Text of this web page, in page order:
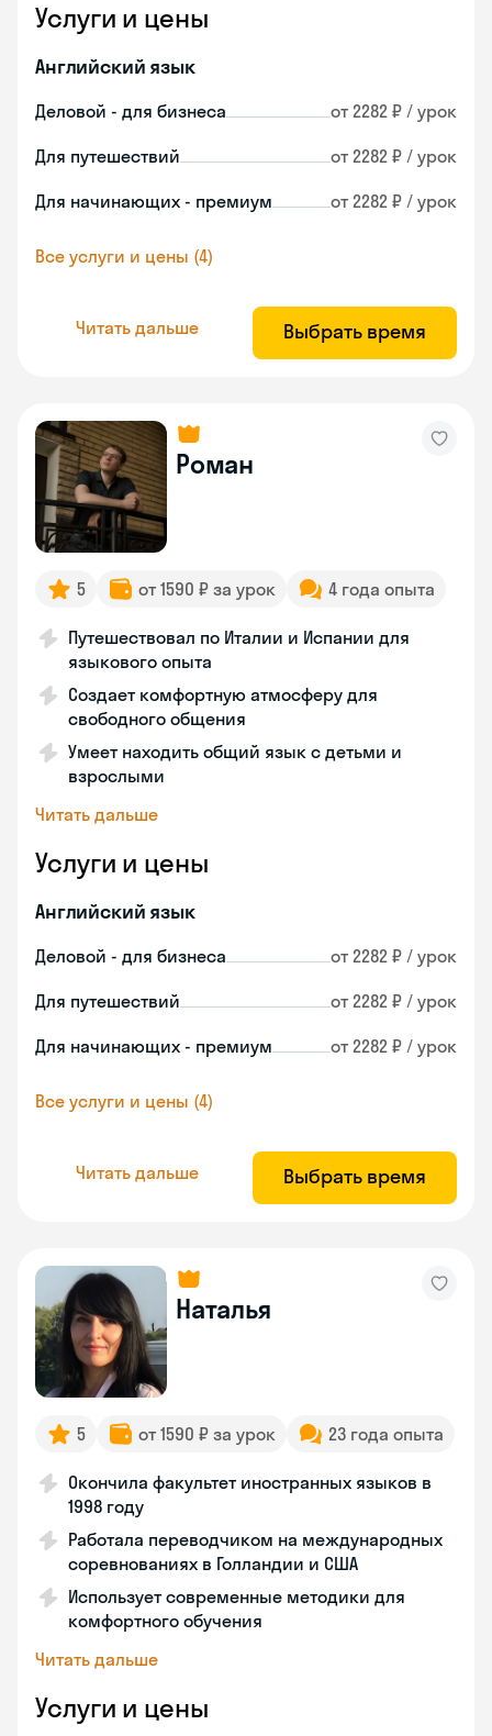
Услуги и цены
Английский язык
Деловой - для бизнеса от 2282 ₽ / урок
Для путешествий от 2282 ₽ / урок
Для начинающих - премиум от 2282 ₽ / урок
Все услуги и цены (4)
Читать дальше Выбрать время
Роман
5 от 1590 ₽ за урок 4 года опыта
Путешествовал по Италии и Испании для
языкового опыта
Создает комфортную атмосферу для
свободного общения
Умеет находить общий язык с детьми и
взрослыми
Читать дальше
Услуги и цены
Английский язык
Деловой - для бизнеса от 2282 ₽ / урок
Для путешествий от 2282 ₽ / урок
Для начинающих - премиум от 2282 ₽ / урок
Все услуги и цены (4)
Читать дальше Выбрать время
Наталья
5 от 1590 ₽ за урок 23 года опыта
Окончила факультет иностранных языков в
1998 году
Работала переводчиком на международных
соревнованиях в Голландии и США
Использует современные методики для
комфортного обучения
Читать дальше
Услуги и цены